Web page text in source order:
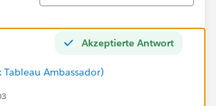
Akzeptierte Antwort
Tableau Ambassador)